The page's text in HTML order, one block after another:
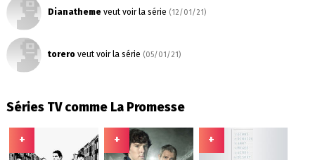
Dianathemeveut voir la série (12/01/21)
toreroveut voir la série (05/01/21)
Séries TV comme La Promesse
+ + +